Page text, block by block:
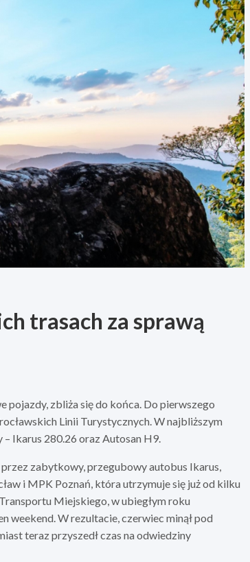
trasach za sprawą
pojazdy, zbliża się do końca. Do pierwszego
Linii Turystycznych. W najbliższym
Ikarus 280.26 oraz Autosan H9.
zabytkowy, przegubowy autobus Ikarus,
i MPK Poznań, która utrzymuje się już od kilku
Miejskiego, w ubiegłym roku
weekend. W rezultacie, czerwiec minął pod
teraz przyszedł czas na odwiedziny